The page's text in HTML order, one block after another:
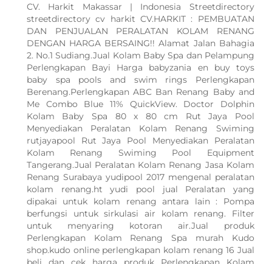
CV. Harkit Makassar | Indonesia Streetdirectory
streetdirectory cv harkit CV.HARKIT : PEMBUATAN
DAN PENJUALAN PERALATAN KOLAM RENANG
DENGAN HARGA BERSAING!! Alamat Jalan Bahagia
2. No.1 Sudiang.Jual Kolam Baby Spa dan Pelampung
Perlengkapan Bayi Harga babyzania en buy toys
baby spa pools and swim rings Perlengkapan
Berenang.Perlengkapan ABC Ban Renang Baby and
Me Combo Blue 11% QuickView. Doctor Dolphin
Kolam Baby Spa 80 x 80 cm Rut Jaya Pool
Menyediakan Peralatan Kolam Renang Swiming
rutjayapool Rut Jaya Pool Menyediakan Peralatan
Kolam Renang Swiming Pool Equipment
Tangerang.Jual Peralatan Kolam Renang Jasa Kolam
Renang Surabaya yudipool 2017 mengenal peralatan
kolam renang.ht yudi pool jual Peralatan yang
dipakai untuk kolam renang antara lain : Pompa
berfungsi untuk sirkulasi air kolam renang. Filter
untuk menyaring kotoran air.Jual produk
Perlengkapan Kolam Renang Spa murah Kudo
shop.kudo online perlengkapan kolam renang 16 Jual